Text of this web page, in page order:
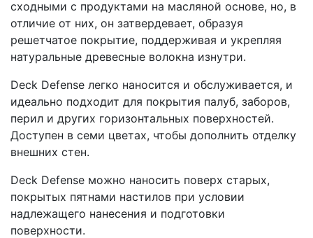
сходными с продуктами на масляной основе, но, в
отличие от них, он затвердевает, образуя
решетчатое покрытие, поддерживая и укрепляя
натуральные древесные волокна изнутри.
Deck Defense легко наносится и обслуживается, и
идеально подходит для покрытия палуб, заборов,
перил и других горизонтальных поверхностей.
Доступен в семи цветах, чтобы дополнить отделку
внешних стен.
Deck Defense можно наносить поверх старых,
покрытых пятнами настилов при условии
надлежащего нанесения и подготовки
поверхности.